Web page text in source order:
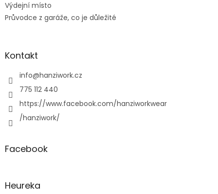
Výdejní místo
Průvodce z garáže, co je důležité
Kontakt
info@hanziwork.cz
775 112 440
https://www.facebook.com/hanziworkwear
/hanziwork/
Facebook
Heureka